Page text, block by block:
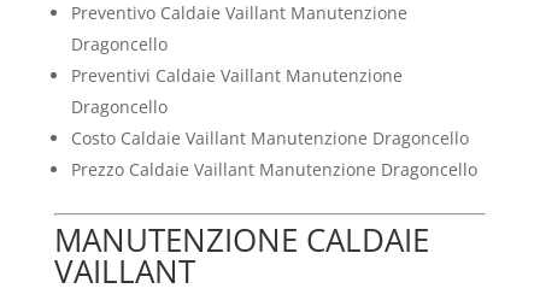
Preventivo Caldaie Vaillant Manutenzione
Dragoncello
Preventivi Caldaie Vaillant Manutenzione
Dragoncello
Costo Caldaie Vaillant Manutenzione Dragoncello
Prezzo Caldaie Vaillant Manutenzione Dragoncello
MANUTENZIONE CALDAIE
VAILLANT